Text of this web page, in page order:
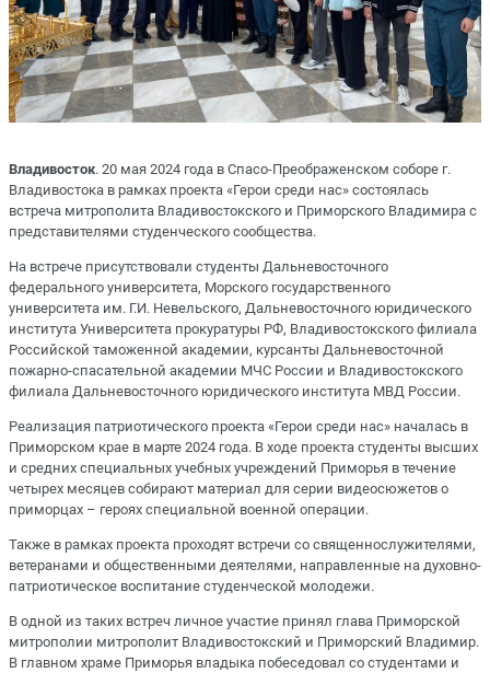
Владивосток. 20 мая 2024 года в Спасо-Преображенском соборе г.
Владивостока в рамках проекта «Герои среди нас» состоялась
встреча митрополита Владивостокского и Приморского Владимира с
представителями студенческого сообщества.
На встрече присутствовали студенты Дальневосточного
федерального университета, Морского государственного
университета им. Г.И. Невельского, Дальневосточного юридического
института Университета прокуратуры РФ, Владивостокского филиала
Российской таможенной академии, курсанты Дальневосточной
пожарно-спасательной академии МЧС России и Владивостокского
филиала Дальневосточного юридического института МВД России.
Реализация патриотического проекта «Герои среди нас» началась в
Приморском крае в марте 2024 года. В ходе проекта студенты высших
и средних специальных учебных учреждений Приморья в течение
четырех месяцев собирают материал для серии видеосюжетов о
приморцах – героях специальной военной операции.
Также в рамках проекта проходят встречи со священнослужителями,
ветеранами и общественными деятелями, направленные на духовно-
патриотическое воспитание студенческой молодежи.
В одной из таких встреч личное участие принял глава Приморской
митрополии митрополит Владивостокский и Приморский Владимир.
В главном храме Приморья владыка побеседовал со студентами и